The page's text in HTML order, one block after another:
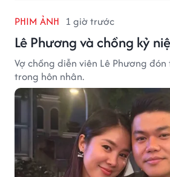
PHIM ẢNH 1 giờ trước
Lê Phương và chồng kỷ
Vợ chồng diễn viên Lê Phương
trong hôn nhân.